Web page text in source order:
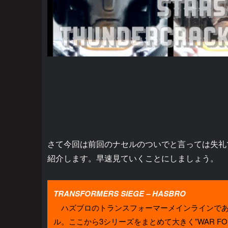
さて今回は前回のナセルのついでと言っては失
紹介します。早速見ていくことにしましょう。
TRANSFORMERS SIEGE – HASBRO
ハズブロのトランスフォーマーメインラインで
ル。ここから3シリーズをまとめて大きく”WAR